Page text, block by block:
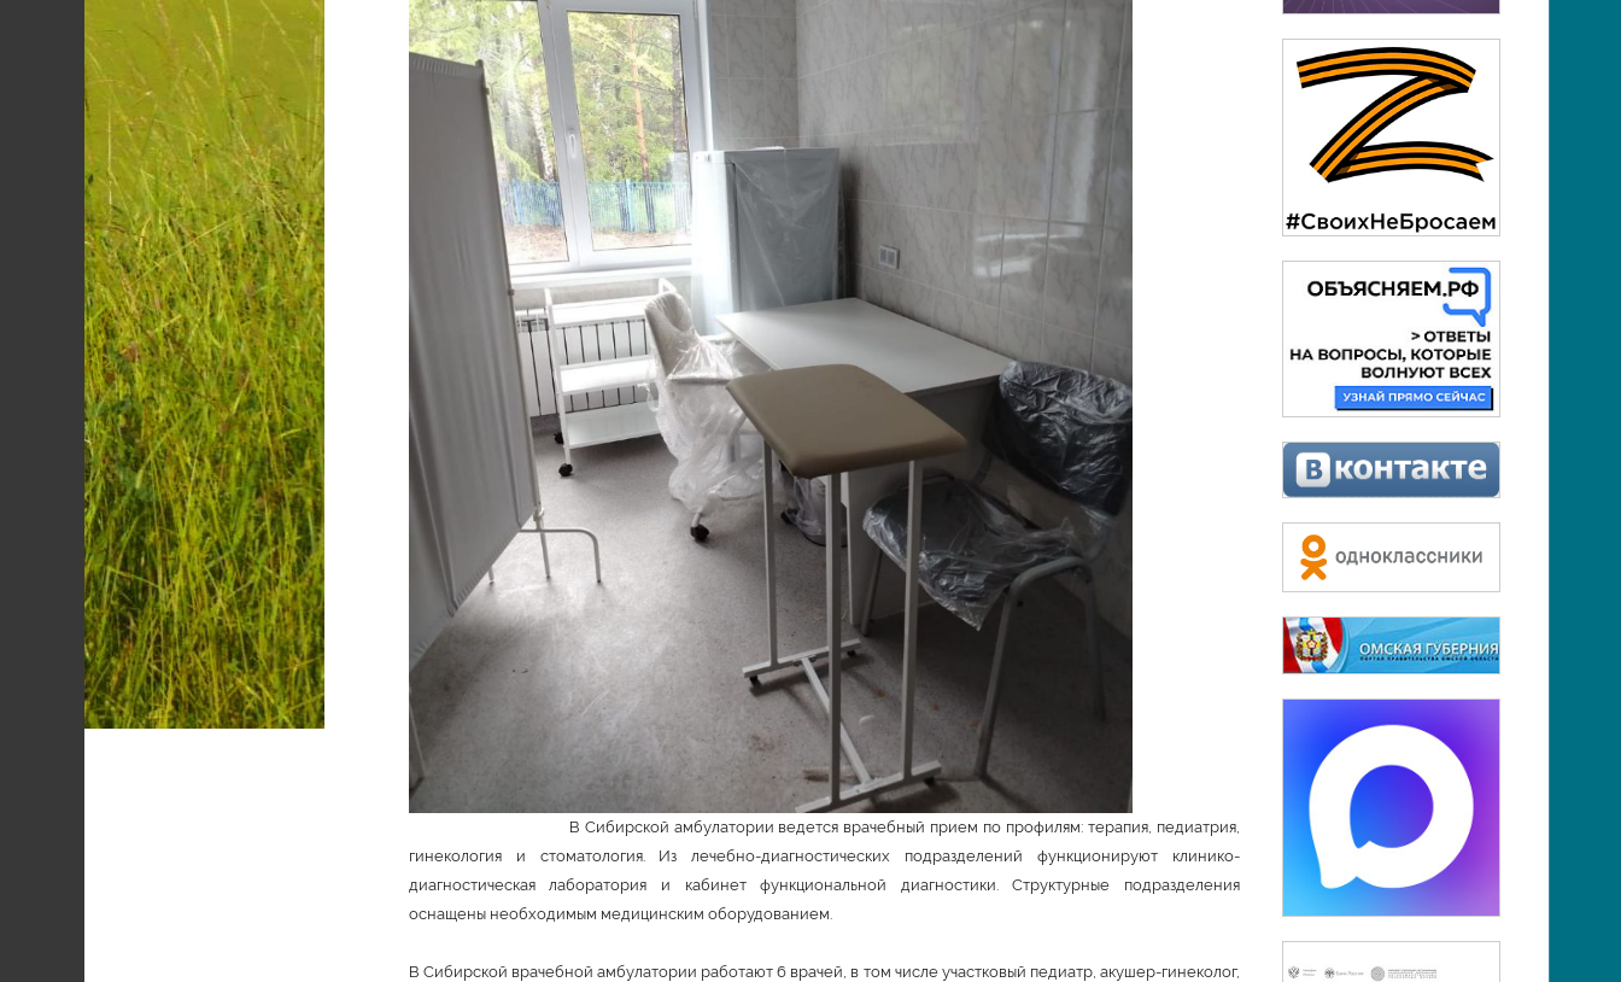
В Сибирской амбулатории ведется врачебный прием по профилям: терапия, педиатрия,
гинекология и стоматология. Из лечебно-диагностических подразделений функционируют клинико-
диагностическая лаборатория и кабинет функциональной диагностики. Структурные подразделения
оснащены необходимым медицинским оборудованием.
В Сибирской врачебной амбулатории работают 6 врачей, в том числе участковый педиатр, акушер-гинеколог,